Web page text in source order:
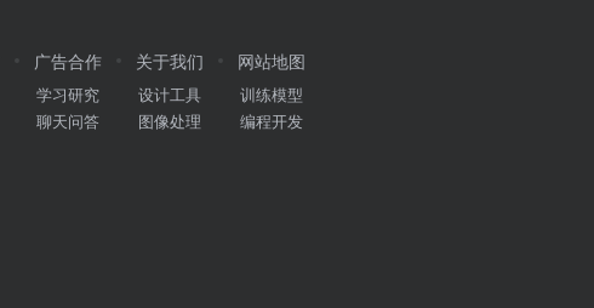
广告合作
学习研究
聊天问答
关于我们
设计工具
图像处理
网站地图
训练模型
编程开发